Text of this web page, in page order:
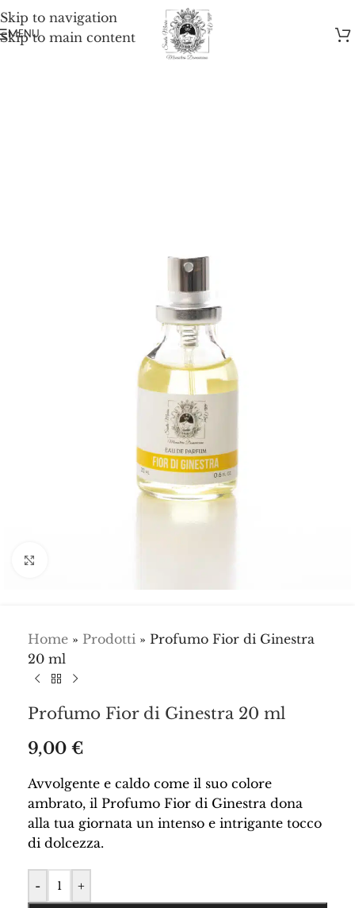
Skip to navigation
Skip to main content
MENU
Home » Prodotti » Profumo Fior di Ginestra
20 ml
Profumo Fior di Ginestra 20 ml
9,00 €
Avvolgente e caldo come il suo colore
ambrato, il Profumo Fior di Ginestra dona
alla tua giornata un intenso e intrigante tocco
di dolcezza.
- +